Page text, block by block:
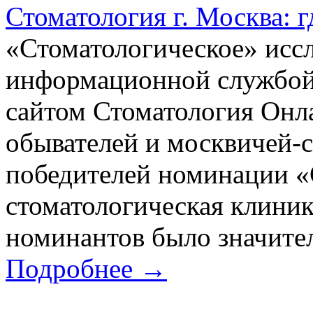
Стоматология г. Москва:
«Стоматологическое»
информационной
сайтом Стоматология
обывателей и москвичей-
победителей номинации
стоматологическая
номинантов было
Подробнее →